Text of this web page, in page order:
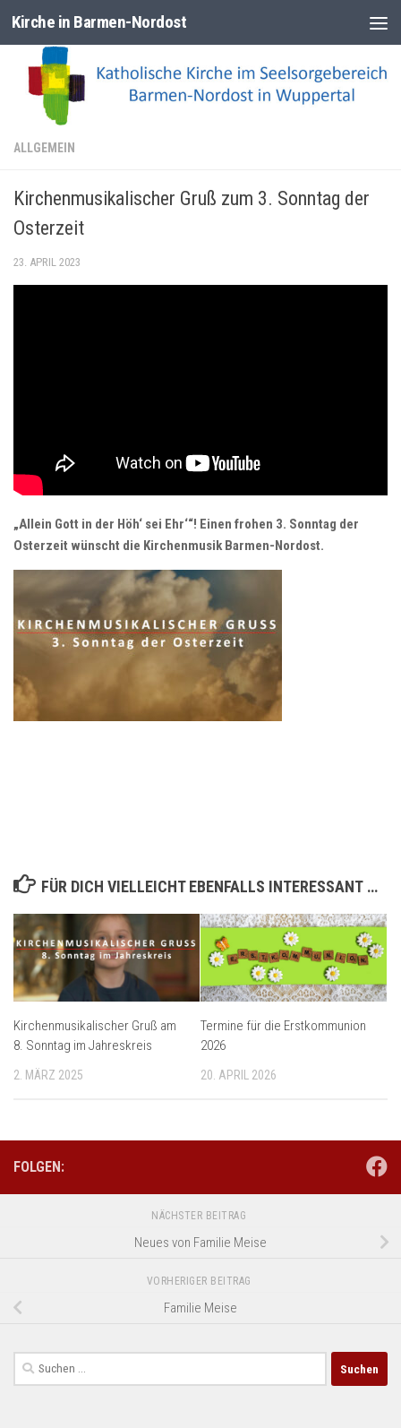
Zum Inhalt springen
Kirche in Barmen-Nordost
ALLGEMEIN
Kirchenmusikalischer Gruß zum 3. Sonntag der
Osterzeit
23. APRIL 2023
„Allein Gott in der Höh‘ sei Ehr‘“! Einen frohen 3. Sonntag der
Osterzeit wünscht die Kirchenmusik Barmen-Nordost.
FÜR DICH VIELLEICHT EBENFALLS INTERESSANT …
Kirchenmusikalischer Gruß am
8. Sonntag im Jahreskreis
2. MÄRZ 2025
Termine für die Erstkommunion
2026
20. APRIL 2026
FOLGEN:
NÄCHSTER BEITRAG
Neues von Familie Meise
VORHERIGER BEITRAG
Familie Meise
Suchen
nach: